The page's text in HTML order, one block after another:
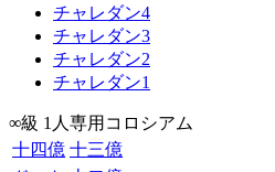
チャレダン4
チャレダン3
チャレダン2
チャレダン1
∞級 1人専用コロシアム
十四億 十三億